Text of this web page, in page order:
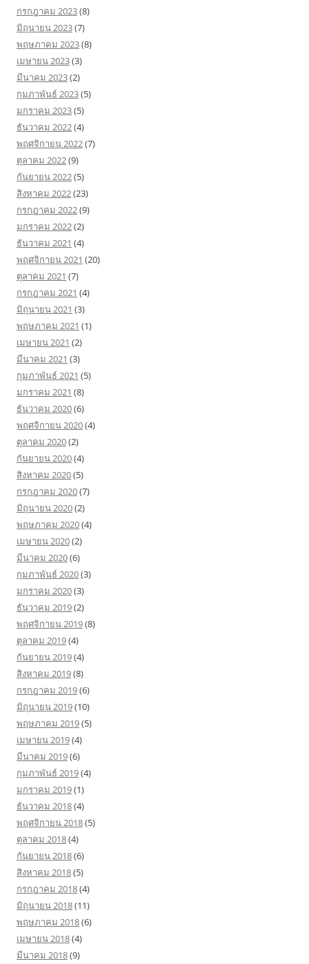
กรกฎาคม 2023(8)
มิถุนายน 2023(7)
พฤษภาคม 2023(8)
เมษายน 2023(3)
มีนาคม 2023(2)
กุมภาพันธ์ 2023(5)
มกราคม 2023(5)
ธันวาคม 2022(4)
พฤศจิกายน 2022(7)
ตุลาคม 2022(9)
กันยายน 2022(5)
สิงหาคม 2022(23)
กรกฎาคม 2022(9)
มกราคม 2022(2)
ธันวาคม 2021 (4)
พฤศจิกายน 2021 (20)
ตุลาคม 2021 (7)
กรกฎาคม 2021 (4)
มิถุนายน 2021 (3)
พฤษภาคม 2021 (1)
เมษายน 2021 (2)
มีนาคม 2021 (3)
กุมภาพันธ์ 2021 (5)
มกราคม 2021 (8)
ธันวาคม 2020(6)
พฤศจิกายน 2020(4)
ตุลาคม 2020(2)
กันยายน 2020(4)
สิงหาคม 2020(5)
กรกฎาคม 2020(7)
มิถุนายน 2020(2)
พฤษภาคม 2020(4)
เมษายน 2020(2)
มีนาคม 2020(6)
กุมภาพันธ์ 2020(3)
มกราคม 2020(3)
ธันวาคม 2019(2)
พฤศจิกายน 2019(8)
ตุลาคม 2019(4)
กันยายน 2019(4)
สิงหาคม 2019(8)
กรกฎาคม 2019(6)
มิถุนายน 2019(10)
พฤษภาคม 2019(5)
เมษายน 2019(4)
มีนาคม 2019(6)
กุมภาพันธ์ 2019(4)
มกราคม 2019(1)
ธันวาคม 2018(4)
พฤศจิกายน 2018(5)
ตุลาคม 2018(4)
กันยายน 2018(6)
สิงหาคม 2018(5)
กรกฎาคม 2018(4)
มิถุนายน 2018(11)
พฤษภาคม 2018(6)
เมษายน 2018(4)
มีนาคม 2018(9)